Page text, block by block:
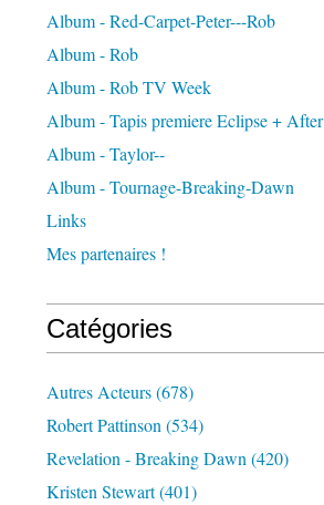
Album - Red-Carpet-Peter---Rob
Album - Rob
Album - Rob TV Week
Album - Tapis premiere Eclipse + After
Album - Taylor--
Album - Tournage-Breaking-Dawn
Links
Mes partenaires !
Catégories
Autres Acteurs(678)
Robert Pattinson (534)
Revelation - Breaking Dawn (420)
Kristen Stewart(401)